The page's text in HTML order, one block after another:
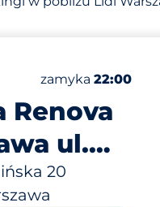
Renova
ul.
20
20
Liczba miejsc
Całkowita
zamyka 22:00